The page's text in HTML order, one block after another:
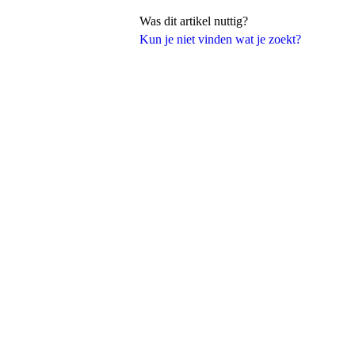
Kun je niet vinden wat je zoekt?
Was dit artikel nuttig?